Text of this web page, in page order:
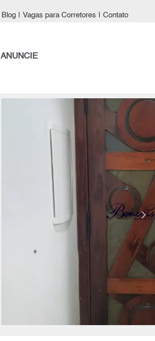
Blog Vagas para Corretores Contato
ANUNCIE